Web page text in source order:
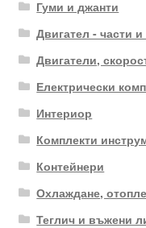
Гуми и джанти
Двигател - части
Двигатели,
Електрически
Интериор
Комплекти
Контейнери
Охлаждане,
Теглич и въжени